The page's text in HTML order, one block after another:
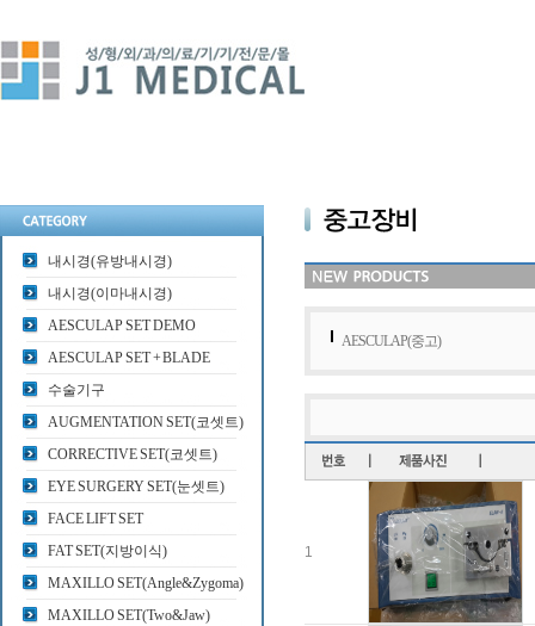
내시경(유방내시경)
내시경(이마내시경)
AESCULAP SET DEMO
AESCULAP SET + BLADE
수술기구
AUGMENTATION SET(코셋트)
CORRECTIVE SET(코셋트)
EYE SURGERY SET(눈셋트)
FACE LIFT SET
FAT SET(지방이식)
MAXILLO SET(Angle&Zygoma)
MAXILLO SET(Two&Jaw)
AESCULAP(중고)
1